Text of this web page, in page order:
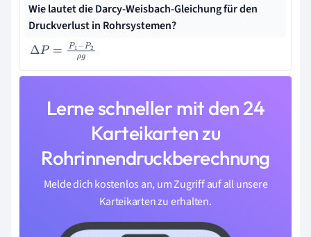
Wie lautet die Darcy-Weisbach-Gleichung für den
Druckverlust in Rohrsystemen?
ΔP=P1− P2ρg
Lerne schneller mit den 24
Karteikarten zu
Rohrinnendruckberechnung
Melde dich kostenlos an, um Zugriff auf all unsere
Karteikarten zu erhalten.